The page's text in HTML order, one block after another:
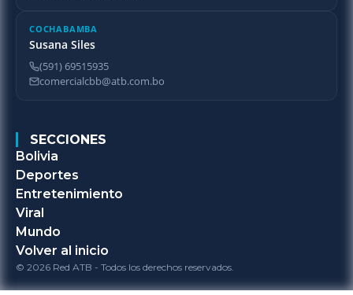
COCHABAMBA
Susana Siles
(591) 69515935
comercialcbb@atb.com.bo
SECCIONES
Bolivia
Deportes
Entretenimiento
Viral
Mundo
Volver al inicio
© 2026 Red ATB - Todos los derechos reservados.